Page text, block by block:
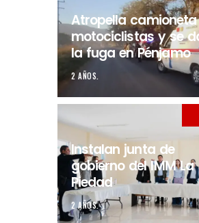
Atropella
motociclistas y se
la fuga en Pénjamo
2 AÑOS.
Instalan junta de
gobierno del IMM La
Piedad
2 AÑOS.